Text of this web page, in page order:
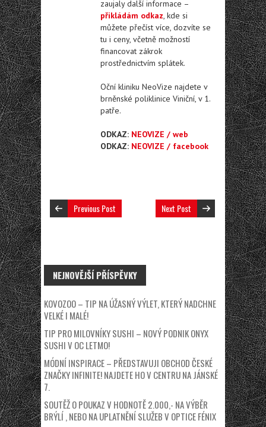
zaujaly další informace –
přikládám odkaz, kde si
můžete přečíst více, dozvíte se
tu i ceny, včetně možností
financovat zákrok
prostřednictvím splátek.
Oční kliniku NeoVize najdete v
brněnské poliklinice Viniční, v 1.
patře.
ODKAZ: NEOVIZE / web
ODKAZ: NEOVIZE / facebook
Previous Post Next Post
NEJNOVĚJŠÍ PŘÍSPĚVKY
KOVOZOO – TIP NA ÚŽASNÝ VÝLET, KTERÝ NADCHNE
VELKÉ I MALÉ!
TIP PRO MILOVNÍKY SUSHI – NOVÝ PODNIK ONYX
SUSHI V OC LETMO!
MÓDNÍ INSPIRACE – PŘEDSTAVUJI OBCHOD ČESKÉ
ZNAČKY INFINITE! NAJDETE HO V CENTRU NA JÁNSKÉ
7.
SOUTĚŽ O POUKAZ V HODNOTĚ 2.000,- NA VÝBĚR
BRÝLÍ , NEBO NA UPLATNĚNÍ SLUŽEB V OPTICE FÉNIX